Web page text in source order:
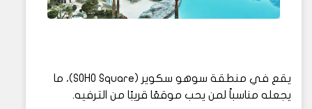
يقع في منطقة سوهو سكوير (SOHO Square)، ما
يجعله مناسباً لمن يحب موقعًا قريبًا من الترفيه.